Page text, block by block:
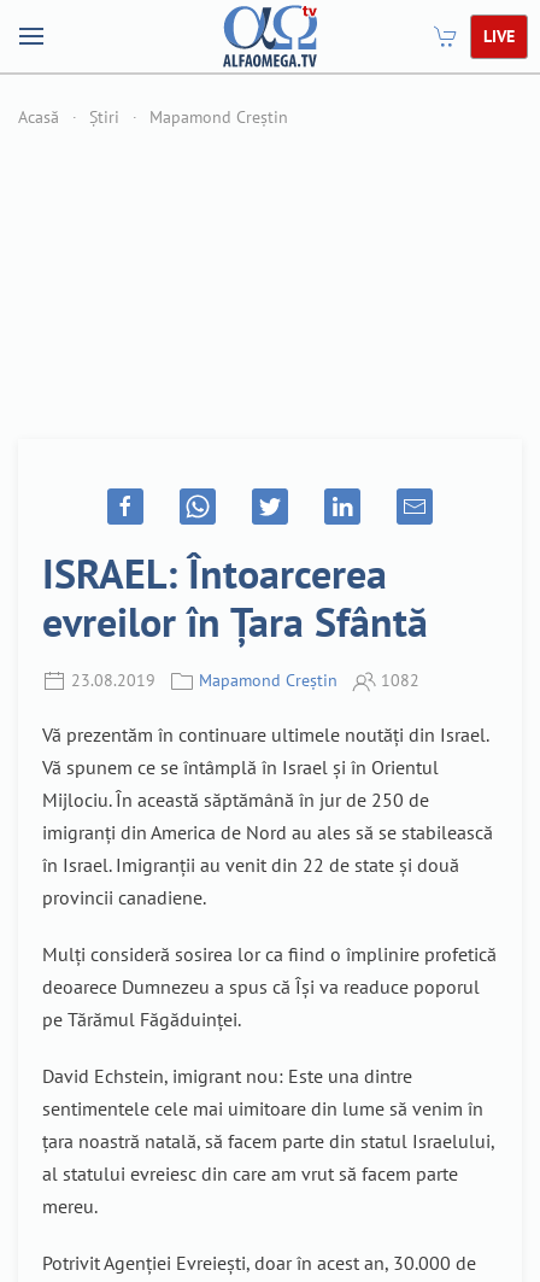
LIVE
Acasă Știri Mapamond Creștin
ISRAEL: Întoarcerea
evreilor în Țara Sfântă
23.08.2019 Mapamond Creștin 1082
Vă prezentăm în continuare ultimele noutăți din Israel.
Vă spunem ce se întâmplă în Israel și în Orientul
Mijlociu. În această săptămână în jur de 250 de
imigranți din America de Nord au ales să se stabilească
în Israel. Imigranții au venit din 22 de state și două
provincii canadiene.
Mulți consideră sosirea lor ca fiind o împlinire profetică
deoarece Dumnezeu a spus că Își va readuce poporul
pe Tărămul Făgăduinței.
David Echstein, imigrant nou: Este una dintre
sentimentele cele mai uimitoare din lume să venim în
țara noastră natală, să facem parte din statul Israelului,
al statului evreiesc din care am vrut să facem parte
mereu.
Potrivit Agenției Evreiești, doar în acest an, 30.000 de